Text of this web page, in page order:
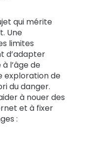
qui mérite
Une
limites
d’adapter
l’âge de
exploration de
du danger.
à nouer des
et à fixer
: